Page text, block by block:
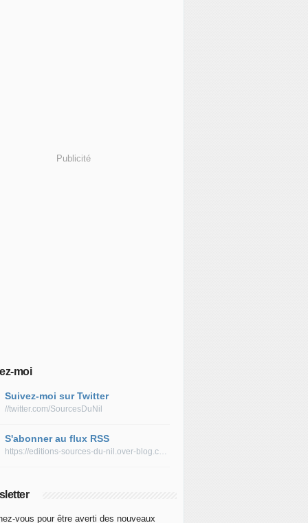
Publicité
moi
Suivez-moi sur Twitter
//twitter.com/SourcesDuNil
S'abonner au flux RSS
https://editions-sources-du-nil.over-blog.com/rss
vous pour être averti des nouveaux